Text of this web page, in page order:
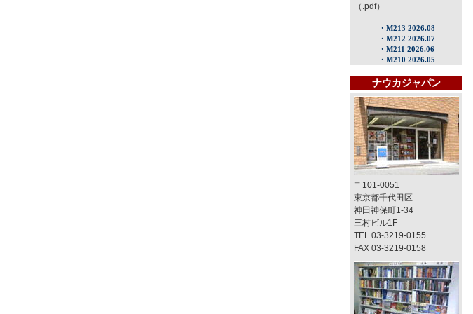
（.pdf）
ナウカジャパン
〒101-0051
東京都千代田区
神田神保町1-34
三村ビル1F
TEL 03-3219-0155
FAX 03-3219-0158